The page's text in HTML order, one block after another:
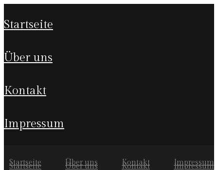
startseite
über uns
kontakt
impressum
Startseite Über uns Kontakt Impressum
Startseite Über uns Kontakt Impressum